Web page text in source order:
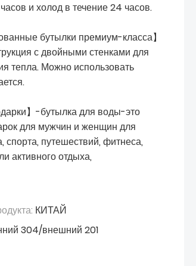
и холод в течение 24 часов.
бутылки премиум-класса】
с двойными стенками для
тепла. Можно использовать
】-бутылка для воды-это
для мужчин и женщин для
спорта, путешествий, фитнеса,
активного отдыха,
КИТАЙ
304/внешний 201